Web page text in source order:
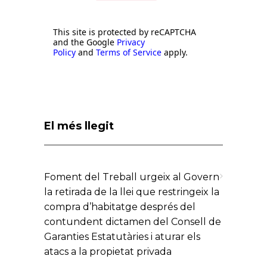
This site is protected by reCAPTCHA
and the Google Privacy
Policy and Terms of Service apply.
El més llegit
Foment del Treball urgeix al Govern
la retirada de la llei que restringeix la
compra d’habitatge després del
contundent dictamen del Consell de
Garanties Estatutàries i aturar els
atacs a la propietat privada